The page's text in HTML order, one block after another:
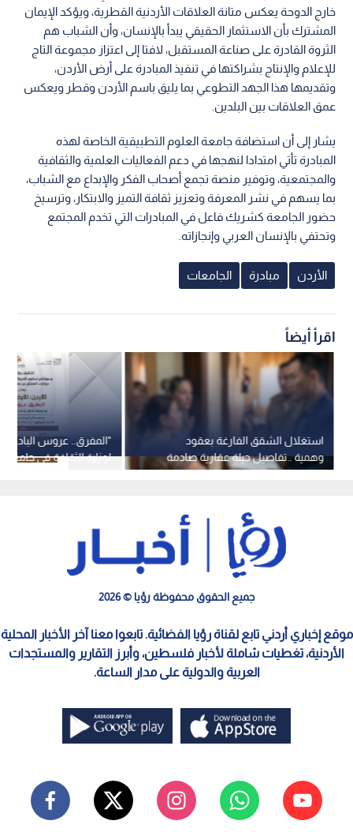
خارج الدوحة يعكس متانة العلاقات الأردنية القطرية، ويؤكد الإيمان
المشترك بأن الاستثمار الحقيقي يبدأ بالإنسان، وأن الشباب هم
الثروة القادرة على صناعة المستقبل، لافتا إلى اعتزاز مجموعة التاج
للإعلام والإنتاج بشراكتها في تنفيذ المبادرة على أرض الأردن،
وتقديمها هذا الجهد التطوعي بما يليق باسم الأردن وقطر ويعكس
عمق العلاقات بين البلدين.
يشار إلى أن استضافة جامعة العلوم التطبيقية الخاصة لهذه
المبادرة تأتي امتدادا لنهجها في دعم الفعاليات العلمية والثقافية
والمجتمعية، وتوفير منصة تجمع أصحاب الفكر والإبداع مع الشباب،
بما يسهم في نشر المعرفة وتعزيز ثقافة التميز والابتكار، وترسيخ
حضور الجامعة كشريك فاعل في المبادرات التي تخدم المجتمع
وتحتفي بالإنسان العربي وإنجازاته.
الأردن مبادرة الجامعات
اقرأ أيضاً
"المفرق.. عروس
لوزارة الثقافة في جامعة
استغلال الشقق الفارغة بعقود
وهمية ..تفاصيل حيلة عقارية صادمة
في عمان
جميع الحقوق محفوظة رؤيا © 2026
موقع إخباري أردني تابع لقناة رؤيا الفضائية. تابعوا معنا آخر الأخبار المحلية
الأردنية، تغطيات شاملة لأخبار فلسطين، وأبرز التقارير والمستجدات
العربية والدولية على مدار الساعة.